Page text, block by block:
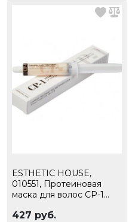
ESTHETIC HOUSE,
010551, Протеиновая
маска для волос CP-1
Treatment, 25 мл
427 руб.